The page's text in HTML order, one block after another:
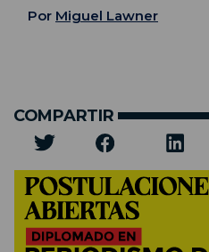
Por Miguel Lawner
COMPARTIR